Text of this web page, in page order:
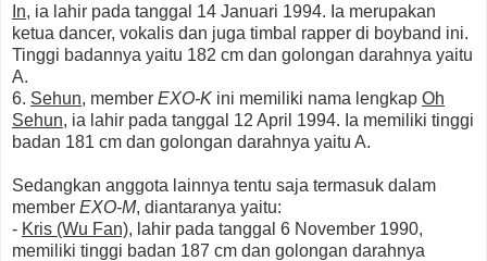
In, ia lahir pada tanggal 14 Januari 1994. Ia merupakan
ketua dancer, vokalis dan juga timbal rapper di boyband ini.
Tinggi badannya yaitu 182 cm dan golongan darahnya yaitu
A.
6. Sehun, member EXO-K ini memiliki nama lengkap Oh
Sehun, ia lahir pada tanggal 12 April 1994. Ia memiliki tinggi
badan 181 cm dan golongan darahnya yaitu A.
Sedangkan anggota lainnya tentu saja termasuk dalam
member EXO-M, diantaranya yaitu:
- Kris (Wu Fan), lahir pada tanggal 6 November 1990,
memiliki tinggi badan 187 cm dan golongan darahnya